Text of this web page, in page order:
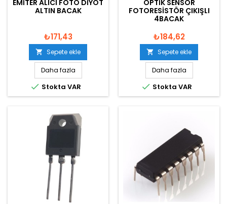
EMITER ALICI FOTO DIYOT
ALTIN BACAK
₺171,43
 Sepete ekle
Daha fazla
 Stokta VAR
OPTIK SENSÖR
FOTORESISTÖR ÇIKIŞLI
4BACAK
₺184,62
 Sepete ekle
Daha fazla
 Stokta VAR